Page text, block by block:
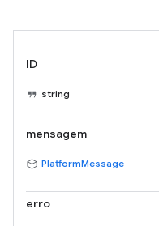
ID
string
mensagem
PlatformMessage
erro